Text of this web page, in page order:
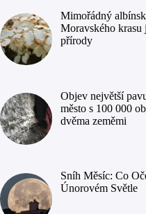
Mimořádný
Moravského krasu
přírody
Objev největší
město s 100 000
dvěma zeměmi
Sníh Měsíc: Co
Únorovém Světle